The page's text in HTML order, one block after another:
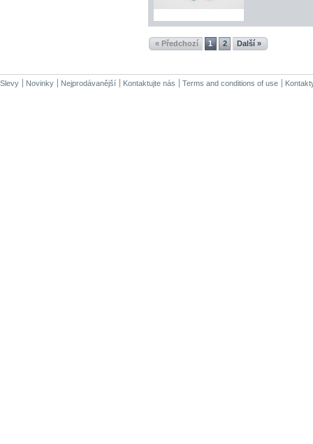
« Předchozí 1 2 Další »
Slevy Novinky Nejprodávanější Kontaktujte nás Terms and conditions of use